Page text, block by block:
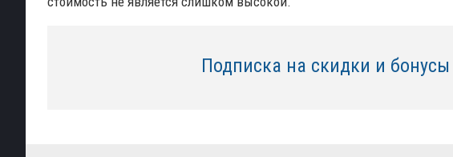
Подписка на скидки и бонусы